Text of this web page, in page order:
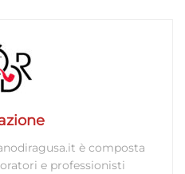
è composta
e professionisti